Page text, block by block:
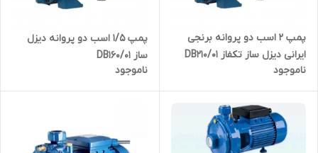
پمپ ۲ اسب دو پروانه برنجی
ایرانی دیزل ساز تکفاز DB210/01
ناموجود
پمپ ۱/۵ اسب دو پروانه دیزل
ساز DB160/01
ناموجود